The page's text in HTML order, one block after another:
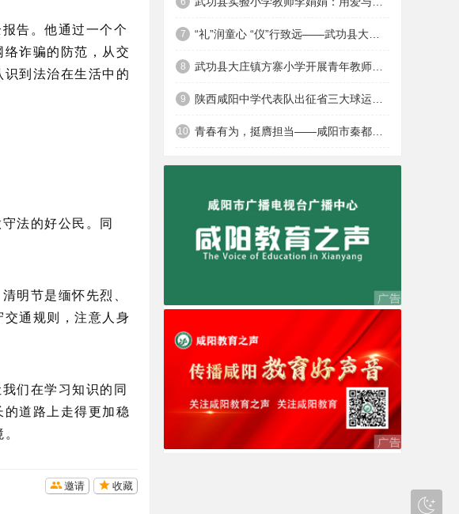
告。他通过一个个
诈骗的防范，从交
到法治在生活中的
法的好公民。同
明节是缅怀先烈、
通规则，注意人身
们在学习知识的同
道路上走得更加稳
收藏
邀请
7
8
9
10